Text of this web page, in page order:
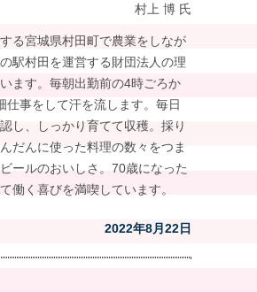
村上 博 氏
る宮城県村田町で農業をしなが
駅村田を運営する財団法人の理
ます。毎朝出勤前の4時ごろか
仕事をして汗を流します。毎日
し、しっかり育てて収穫。採り
だんに使った料理の数々をつま
ールのおいしさ。70歳になった
働く喜びを満喫しています。
2022年8月22日